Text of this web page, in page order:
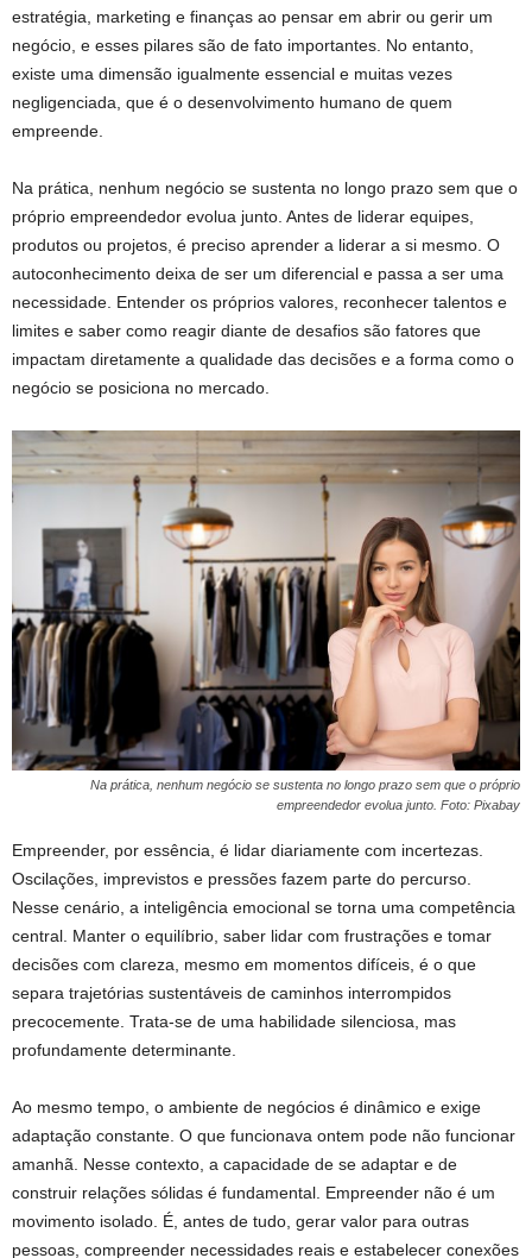
estratégia, marketing e finanças ao pensar em abrir ou gerir um
negócio, e esses pilares são de fato importantes. No entanto,
existe uma dimensão igualmente essencial e muitas vezes
negligenciada, que é o desenvolvimento humano de quem
empreende.
Na prática, nenhum negócio se sustenta no longo prazo sem que o
próprio empreendedor evolua junto. Antes de liderar equipes,
produtos ou projetos, é preciso aprender a liderar a si mesmo. O
autoconhecimento deixa de ser um diferencial e passa a ser uma
necessidade. Entender os próprios valores, reconhecer talentos e
limites e saber como reagir diante de desafios são fatores que
impactam diretamente a qualidade das decisões e a forma como o
negócio se posiciona no mercado.
Na prática, nenhum negócio se sustenta no longo prazo sem que o próprio
empreendedor evolua junto. Foto: Pixabay
Empreender, por essência, é lidar diariamente com incertezas.
Oscilações, imprevistos e pressões fazem parte do percurso.
Nesse cenário, a inteligência emocional se torna uma competência
central. Manter o equilíbrio, saber lidar com frustrações e tomar
decisões com clareza, mesmo em momentos difíceis, é o que
separa trajetórias sustentáveis de caminhos interrompidos
precocemente. Trata-se de uma habilidade silenciosa, mas
profundamente determinante.
Ao mesmo tempo, o ambiente de negócios é dinâmico e exige
adaptação constante. O que funcionava ontem pode não funcionar
amanhã. Nesse contexto, a capacidade de se adaptar e de
construir relações sólidas é fundamental. Empreender não é um
movimento isolado. É, antes de tudo, gerar valor para outras
pessoas, compreender necessidades reais e estabelecer conexões